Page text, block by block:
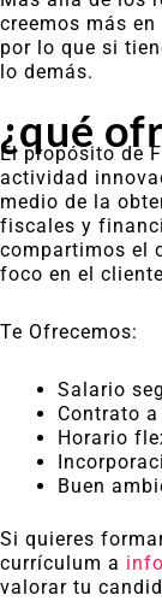
creemos más
por lo que si
lo demás.
¿qué
El propósito de
actividad
medio de la
fiscales y
compartimos el
foco en el
Te Ofrecemos:
Salario
Contrato
Horario
Buen
Si quieres
currículum a
valorar tu